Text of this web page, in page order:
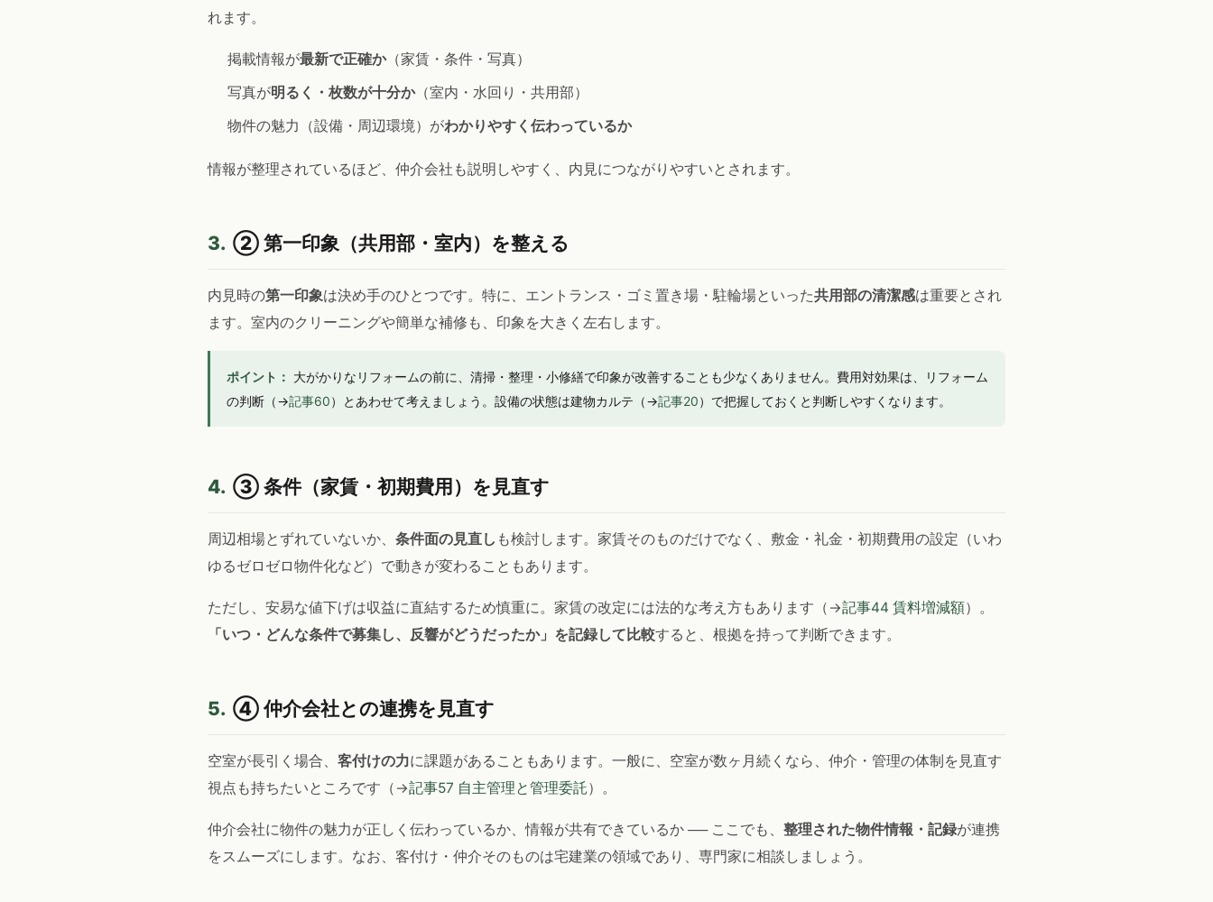
れます。
掲載情報が最新で正確か（家賃・条件・写真）
写真が明るく・枚数が十分か（室内・水回り・共用部）
物件の魅力（設備・周辺環境）がわかりやすく伝わっているか
情報が整理されているほど、仲介会社も説明しやすく、内見につながりやすいとされます。
3. ② 第一印象（共用部・室内）を整える
内見時の第一印象は決め手のひとつです。特に、エントランス・ゴミ置き場・駐輪場といった共用部の清潔感は重要とされ
ます。室内のクリーニングや簡単な補修も、印象を大きく左右します。
ポイント： 大がかりなリフォームの前に、清掃・整理・小修繕で印象が改善することも少なくありません。費用対効果は、リフォーム
の判断（→記事60）とあわせて考えましょう。設備の状態は建物カルテ（→記事20）で把握しておくと判断しやすくなります。
4. ③ 条件（家賃・初期費用）を見直す
周辺相場とずれていないか、 条件面の見直し も検討します。家賃そのものだけでなく、敷金・礼金・初期費用の設定（いわ
ゆるゼロゼロ物件化など）で動きが変わることもあります。
ただし、安易な値下げは収益に直結するため慎重に。家賃の改定には法的な考え方もあります（→記事44 賃料増減額）。
「いつ・どんな条件で募集し、反響がどうだったか」を記録して比較すると、根拠を持って判断できます。
5. ④ 仲介会社との連携を見直す
空室が長引く場合、 客付けの力に課題があることもあります。一般に、空室が数ヶ月続くなら、仲介・管理の体制を見直す
視点も持ちたいところです（→記事57 自主管理と管理委託）。
仲介会社に物件の魅力が正しく伝わっているか、情報が共有できているか ── ここでも、 整理された物件情報・記録が連携
をスムーズにします。なお、客付け・仲介そのものは宅建業の領域であり、専門家に相談しましょう。